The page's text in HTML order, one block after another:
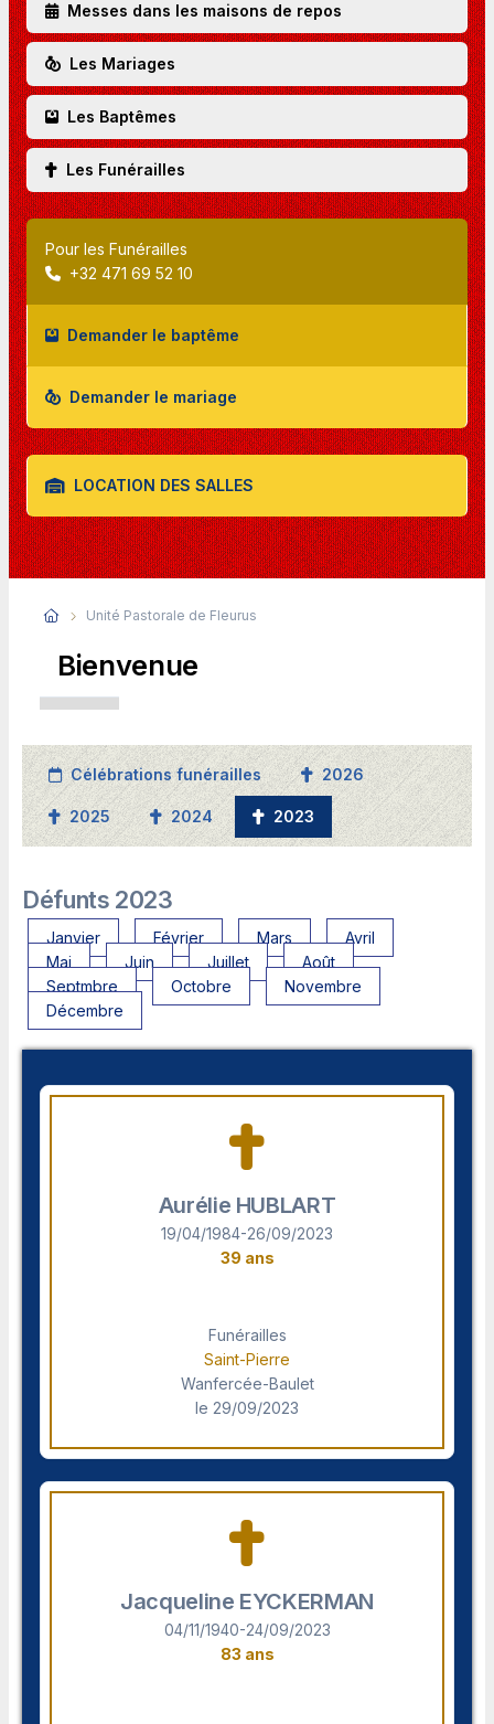
Messes dans les maisons de repos
Les Mariages
Les Baptêmes
Les Funérailles
Pour les Funérailles
+32 471 69 52 10
Demander le baptême
Demander le mariage
LOCATION DES SALLES
Unité Pastorale de Fleurus
Bienvenue
Célébrations funérailles 2026
2025 2024 2023
Défunts 2023
Janvier Février Mars
Avril
Mai
Juin Juillet
Août
Septmbre
Octobre
Novembre
Décembre
Aurélie HUBLART
19/04/1984-26/09/2023
39 ans
Funérailles
Saint-Pierre
Wanfercée-Baulet
le 29/09/2023
Jacqueline EYCKERMAN
04/11/1940-24/09/2023
83 ans